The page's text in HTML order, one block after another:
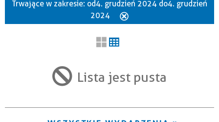
Szukana fraza
Trwające w zakresie
Trwające w zakresie: od 4. grudzień 2024 do 4. grudzień
2024
Lista jest pusta